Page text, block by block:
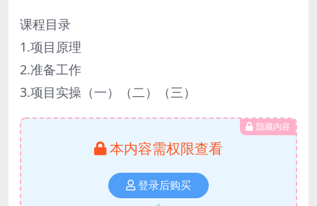
课程目录
1.项目原理
2.准备工作
3.项目实操（一）（二）（三）
隐藏内容
本内容需权限查看
登录后购买